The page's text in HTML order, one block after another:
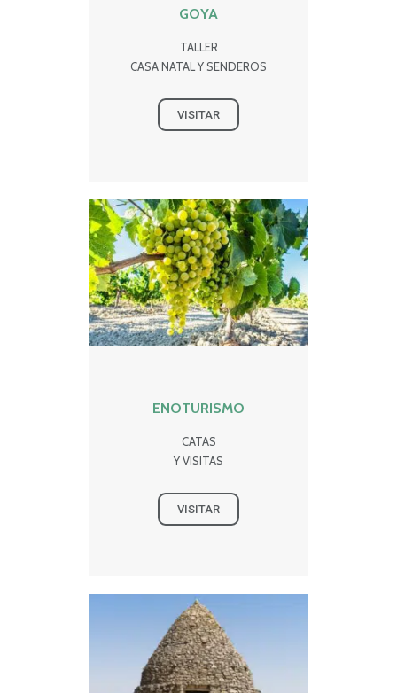
GOYA
TALLER
CASA NATAL Y SENDEROS
VISITAR
ENOTURISMO
CATAS
Y VISITAS
VISITAR